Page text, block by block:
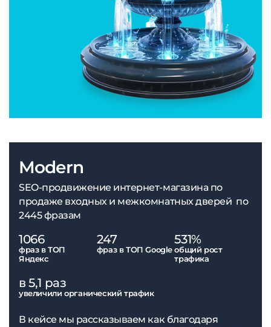
Modern
SEO-продвижение интернет-магазина по
продаже входных и межкомнатных дверей по
2445 фразам
1066
фраз в ТОП
Яндекс
247
фраз в ТОП Google
531%
общий рост
трафика
в 5,1 раз
увеличили органический трафик
В кейсе мы рассказываем как благодаря